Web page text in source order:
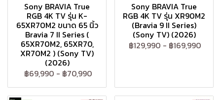
Sony BRAVIA True
RGB 4K TV รุ่น K-
65XR70M2 ขนาด 65 นิ้ว
Bravia 7 II Series (
65XR70M2, 65XR70,
XR70M2 ) (Sony TV)
(2026)
฿69,990 - ฿70,990
Sony BRAVIA True
RGB 4K TV รุ่น XR90M2
(Bravia 9 II Series)
(Sony TV) (2026)
฿129,990 - ฿169,990